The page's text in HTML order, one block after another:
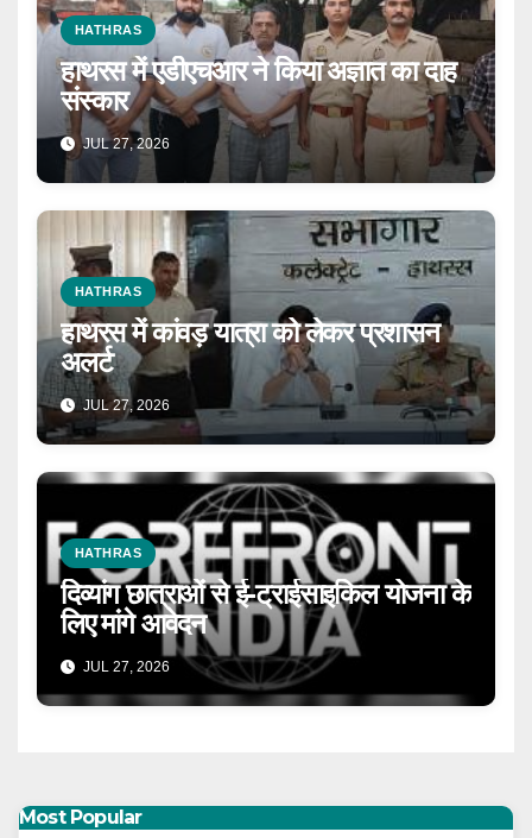
HATHRAS
हाथरस में एडीएचआर ने किया अज्ञात का दाह
संस्कार
JUL 27, 2026
HATHRAS
हाथरस में कांवड़ यात्रा को लेकर प्रशासन
अलर्ट
JUL 27, 2026
HATHRAS
दिव्यांग छात्राओं से ई-ट्राईसाइकिल योजना के
लिए मांगे आवेदन
JUL 27, 2026
Most Popular